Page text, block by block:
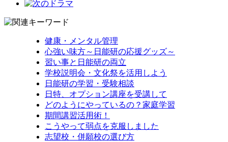
健康・メンタル管理
心強い味方～日能研の応援グッズ～
習い事と日能研の両立
学校説明会・文化祭を活用しよう
日能研の学習・受験相談
日特、オプション講座を受講して
どのようにやっているの？家庭学習
期間講習活用術！
こうやって弱点を克服しました
志望校・併願校の選び方